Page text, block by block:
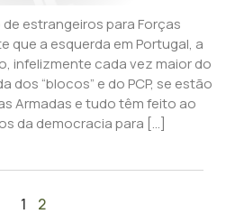
estrangeiros para Forças
que a esquerda em Portugal, a
infelizmente cada vez maior do
dos “blocos” e do PCP, se estão
Armadas e tudo têm feito ao
da democracia para […]
1 2